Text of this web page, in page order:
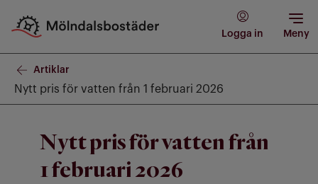
Logga in Meny
Artiklar
Nytt pris för vatten från 1 februari 2026
Nytt pris för vatten från
1 februari 2026